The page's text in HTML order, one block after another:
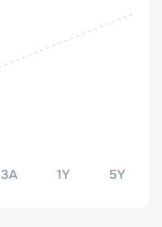
3A 1Y 5Y